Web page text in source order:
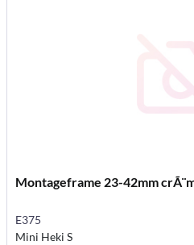
Montageframe 23-42mm
E375
Mini Heki S